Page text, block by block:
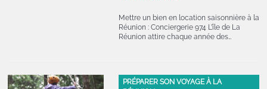
Mettre un bien en location saisonnière à la
Réunion : Conciergerie 974 L’île de La
Réunion attire chaque année des…
PRÉPARER SON VOYAGE À LA